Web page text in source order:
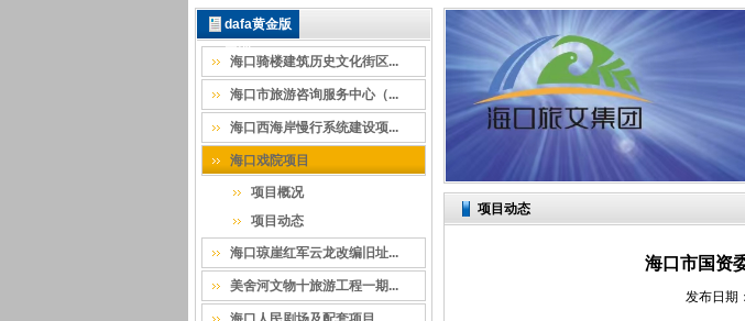
GROUP
董事长邮箱
EMAIL
dafa黄金版
亚洲
海口骑楼建筑历史文化街区...
海口市旅游咨询服务中心（...
海口西海岸慢行系统建设项...
海口戏院项目
项目概况
项目动态
海口琼崖红军云龙改编旧址...
美舍河文物十旅游工程一期...
项目动态
海口市国资
发布日期